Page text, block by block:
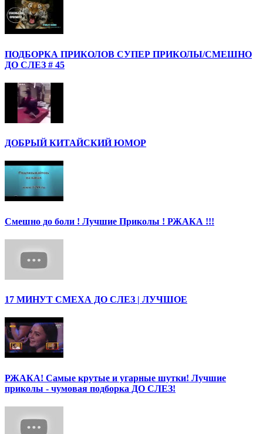
ПОДБОРКА ПРИКОЛОВ СУПЕР ПРИКОЛЫ/СМЕШНО
ДО СЛЕЗ # 45
ДОБРЫЙ КИТАЙСКИЙ ЮМОР
Смешно до боли ! Лучшие Приколы ! РЖАКА !!!
17 МИНУТ СМЕХА ДО СЛЕЗ | ЛУЧШОЕ
РЖАКА! Самые крутые и угарные шутки! Лучшие
приколы - чумовая подборка ДО СЛЕЗ!